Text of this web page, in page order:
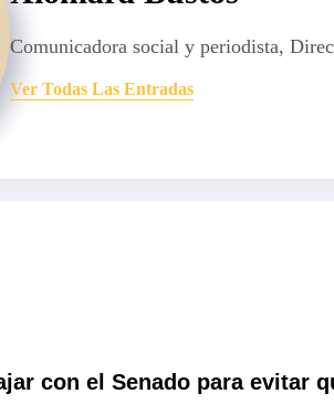
Comunicadora social y periodista,
Ver Todas Las Entradas
con el Senado para evitar